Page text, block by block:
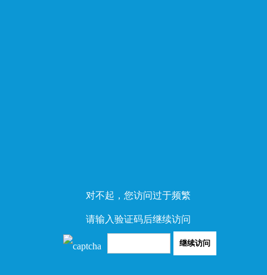
对不起，您访问过于频繁
请输入验证码后继续访问
继续访问